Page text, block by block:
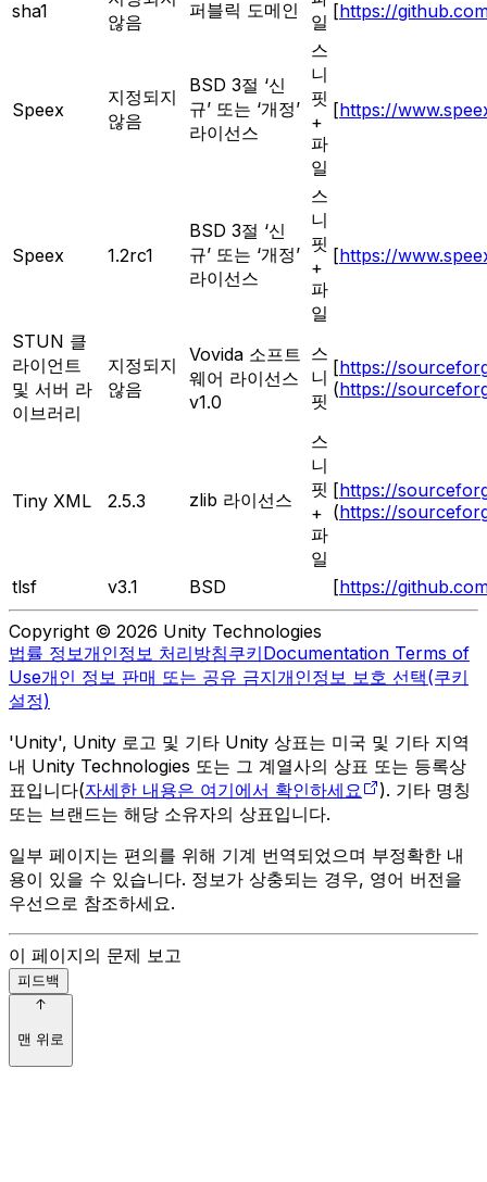
sha1
않음
퍼블릭 도메인
일 [https://
Speex
지정되지
않음
BSD 3절 ‘신
규’ 또는 ‘개정’
라이선스
스
니
핏
+
파
일
[https://
Speex 1.2rc1
BSD 3절 ‘신
규’ 또는 ‘개정’
라이선스
스
니
핏
+
파
일
[https://
STUN 클
라이언트
및 서버 라
이브러리
지정되지
않음
Vovida 소프트
웨어 라이선스
v1.0
스
니
핏
[https://
(https://
Tiny XML 2.5.3 zlib 라이선스
스
니
핏
+
파
일
[https://
(https://
tlsf v3.1 BSD [https://
Copyright © 2026 Unity Technologies
법률 정보개인정보 처리방침쿠키Documentation Terms of
Use개인 정보 판매 또는 공유 금지개인정보 보호 선택(쿠키
설정)
'Unity', Unity 로고 및 기타 Unity 상표는 미국 및 기타 지역
내 Unity Technologies 또는 그 계열사의 상표 또는 등록상
표입니다(자세한 내용은 여기에서 확인하세요
). 기타 명칭
또는 브랜드는 해당 소유자의 상표입니다.
일부 페이지는 편의를 위해 기계 번역되었으며 부정확한 내
용이 있을 수 있습니다. 정보가 상충되는 경우, 영어 버전을
우선으로 참조하세요.
이 페이지의 문제 보고
피드백
맨 위로